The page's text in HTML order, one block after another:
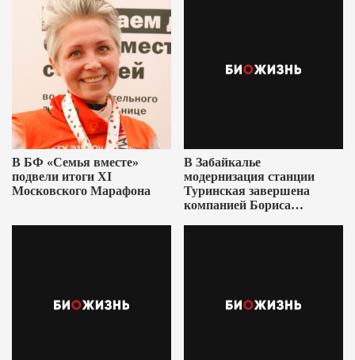
В БФ «Семья вместе»
подвели итоги XI
Московского Марафона
В Забайкалье
модернизация станции
Туринская завершена
компанией Бориса